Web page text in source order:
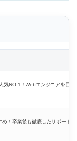
気NO.1！Webエンジニアを目指
！卒業後も徹底したサポート